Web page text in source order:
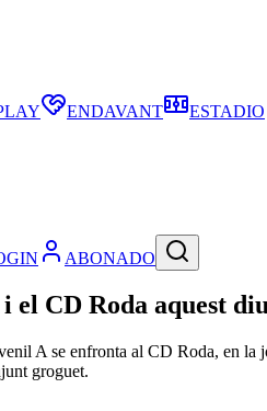
ABONADO
ENDAVANT ESTADIO
CD Roda aquest
A se enfronta al CD Roda, en
groguet.